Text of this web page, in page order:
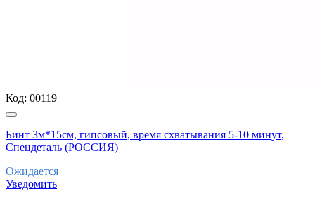
Код: 00119
Бинт 3м*15см, гипсовый, время схватывания 5-10 минут,
Спецдеталь (РОССИЯ)
Ожидается
Уведомить